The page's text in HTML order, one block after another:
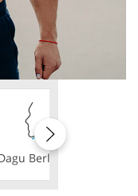
Berlipat